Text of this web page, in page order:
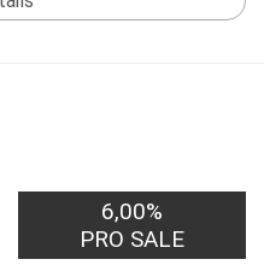
6,00%
PRO SALE